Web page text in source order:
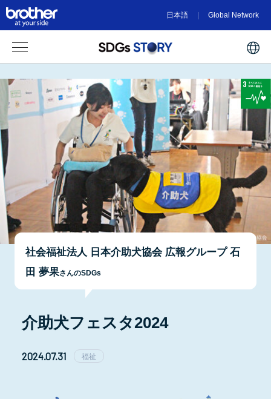
日本語 Global Network
社会福祉法人 日本介助犬協会 広報グループ 石
田 夢果さんのSDGs
介助犬フェスタ2024
2024.07.31 福祉